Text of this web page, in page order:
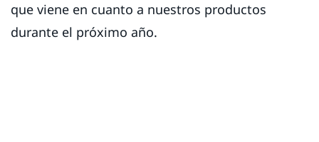
que viene en cuanto a nuestros productos
durante el próximo año.